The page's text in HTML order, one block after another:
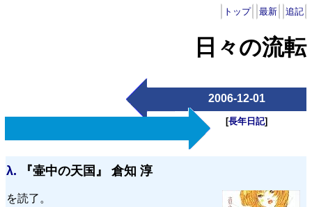
トップ 最新 追記
日々の流転
2006-12-01
[長年日記]
λ. 『壷中の天国』 倉知 淳
を読了。